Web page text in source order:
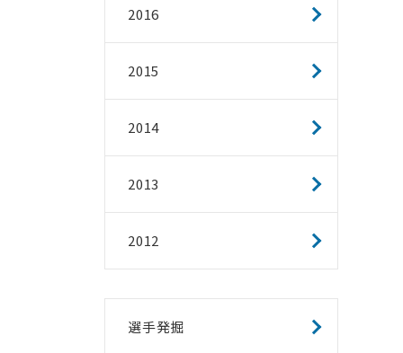
2016
2015
2014
2013
2012
選手発掘